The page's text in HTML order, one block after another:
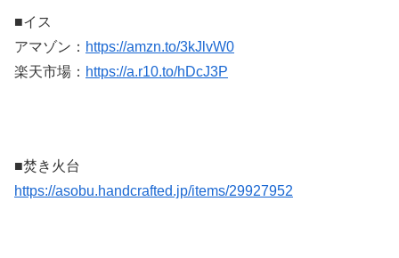
■イス
アマゾン： https://amzn.to/3kJlvW0
楽天市場： https://a.r10.to/hDcJ3P
■焚き火台
https://asobu.handcrafted.jp/items/29927952